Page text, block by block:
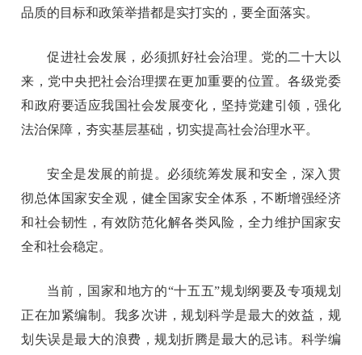
品质的目标和政策举措都是实打实的，要全面落实。
促进社会发展，必须抓好社会治理。党的二十大以
来，党中央把社会治理摆在更加重要的位置。各级党委
和政府要适应我国社会发展变化，坚持党建引领，强化
法治保障，夯实基层基础，切实提高社会治理水平。
安全是发展的前提。必须统筹发展和安全，深入贯
彻总体国家安全观，健全国家安全体系，不断增强经济
和社会韧性，有效防范化解各类风险，全力维护国家安
全和社会稳定。
当前，国家和地方的“十五五”规划纲要及专项规划
正在加紧编制。我多次讲，规划科学是最大的效益，规
划失误是最大的浪费，规划折腾是最大的忌讳。科学编